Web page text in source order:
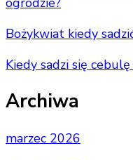
Bożykwiat kiedy
Kiedy sadzi się
Archiwa
marzec 2026